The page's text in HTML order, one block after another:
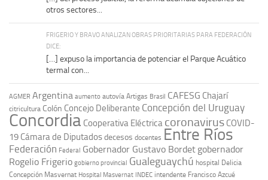
otros sectores...
FRIGERIO Y BRAVO ANALIZAN OBRAS PRIORITARIAS PARA FEDERACIÓN
DICE:
[…] expuso la importancia de potenciar el Parque Acuático
termal con...
AGMER Argentina aumento autovía Artigas Brasil CAFESG Chajarí
citricultura Colón Concejo Deliberante Concepción del Uruguay
Concordia Cooperativa Eléctrica coronavirus COVID-
19 Cámara de Diputadosdecesos docentes Entre Ríos
Federación Federal Gobernador Gustavo Bordet gobernador
Rogelio Frigerio gobierno provincial Gualeguaychú hospital Delicia
Concepción Masvernat Hospital Masvernat INDEC intendente Francisco Azcué